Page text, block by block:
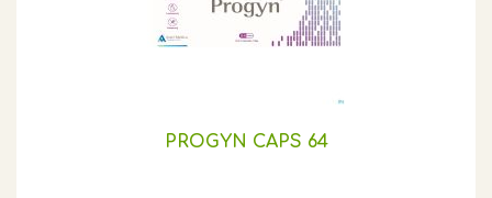
PROGYN CAPS 64